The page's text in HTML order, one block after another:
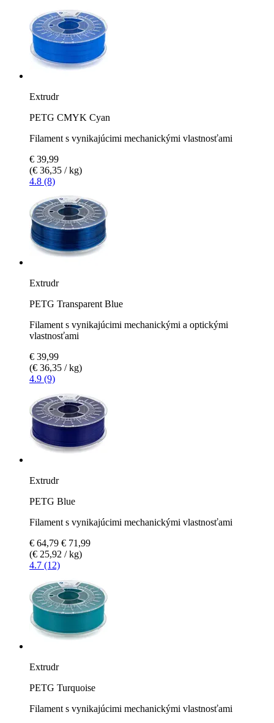
Extrudr
PETG CMYK Cyan
Filament s vynikajúcimi mechanickými vlastnosťami
€ 39,99
(€ 36,35 / kg)
4.8 (8)
Extrudr
PETG Transparent Blue
Filament s vynikajúcimi mechanickými a optickými
vlastnosťami
€ 39,99
(€ 36,35 / kg)
4.9 (9)
Extrudr
PETG Blue
Filament s vynikajúcimi mechanickými vlastnosťami
€ 64,79 € 71,99
(€ 25,92 / kg)
4.7 (12)
Extrudr
PETG Turquoise
Filament s vynikajúcimi mechanickými vlastnosťami